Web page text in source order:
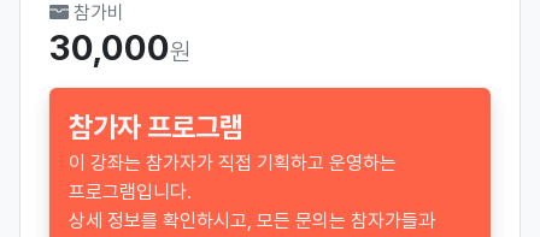
참가비
30,000원
참가자 프로그램
이 강좌는 참가자가 직접 기획하고 운영하는
프로그램입니다.
상세 정보를 확인하시고, 모든 문의는 참자가들과